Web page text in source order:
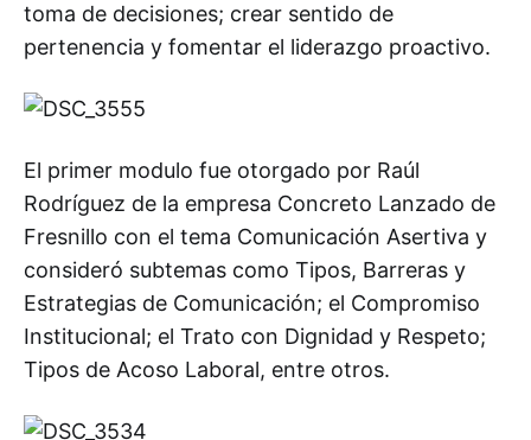
toma de decisiones; crear sentido de
pertenencia y fomentar el liderazgo proactivo.
El primer modulo fue otorgado por Raúl
Rodríguez de la empresa Concreto Lanzado de
Fresnillo con el tema Comunicación Asertiva y
consideró subtemas como Tipos, Barreras y
Estrategias de Comunicación; el Compromiso
Institucional; el Trato con Dignidad y Respeto;
Tipos de Acoso Laboral, entre otros.